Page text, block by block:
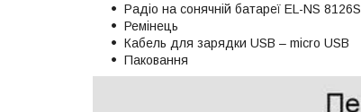
Радіо на сонячній батареї EL-NS 8126S
Ремінець
Кабель для зарядки USB – micro USB
Паковання